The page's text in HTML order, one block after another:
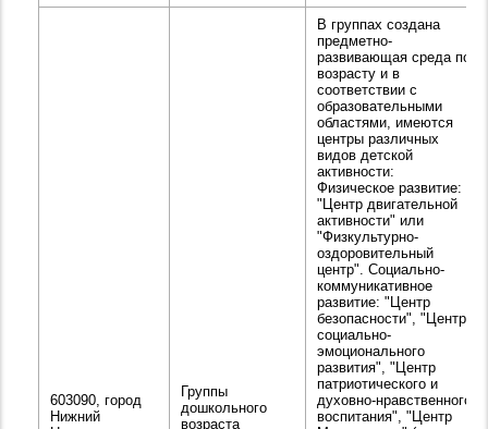
603090, город
Нижний
Группы
дошкольного
возраста
В группах создана
предметно-
развивающая среда по
возрасту и в
соответствии с
образовательными
областями, имеются
центры различных
видов детской
активности:
Физическое развитие:
"Центр двигательной
активности" или
"Физкультурно-
оздоровительный
центр". Социально-
коммуникативное
развитие: "Центр
безопасности", "Центр
социально-
эмоционального
развития", "Центр
патриотического и
духовно-нравственного
воспитания", "Центр